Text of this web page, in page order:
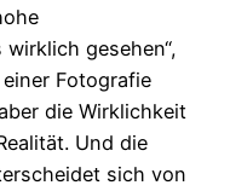
gesehen“,
Fotografie
die Wirklichkeit
Und die
sich von